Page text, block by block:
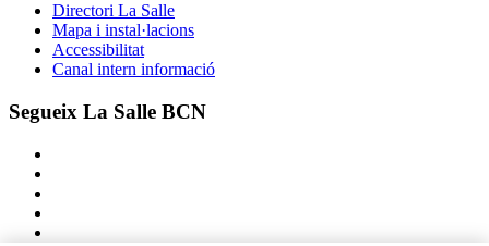
Directori La Salle
Mapa i instal·lacions
Accessibilitat
Canal intern informació
Segueix La Salle BCN